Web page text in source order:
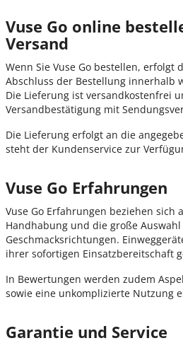
Vuse Go online
Versand
Wenn Sie Vuse Go bestellen, erfolgt
Abschluss der Bestellung innerhalb
Die Lieferung ist versandkostenfrei
Versandbestätigung mit
Die Lieferung erfolgt an die
steht der Kundenservice zur
Vuse Go Erfahrungen
Vuse Go Erfahrungen beziehen sich
Handhabung und die große Auswahl
Geschmacksrichtungen.
ihrer sofortigen Einsatzbereitschaft
In Bewertungen werden zudem
sowie eine unkomplizierte Nutzung
Garantie und Service